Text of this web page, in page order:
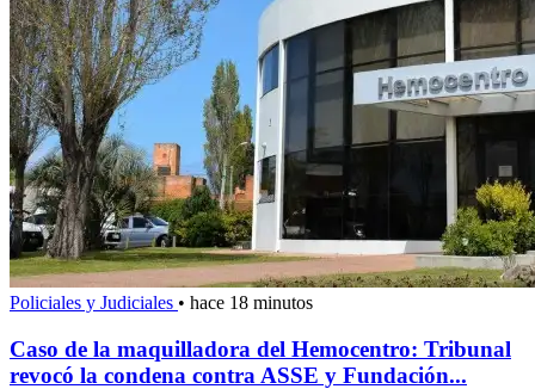
Policiales y Judiciales • hace 18 minutos
Caso de la maquilladora del Hemocentro: Tribunal
revocó la condena contra ASSE y Fundación...